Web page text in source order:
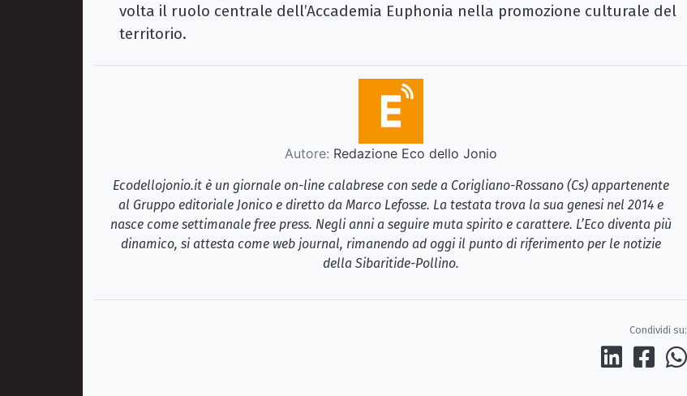
volta il ruolo centrale dell’Accademia Euphonia nella promozione culturale del
territorio.
Autore: Redazione Eco dello Jonio
Ecodellojonio.it è un giornale on-line calabrese con sede a Corigliano-Rossano (Cs) appartenente
al Gruppo editoriale Jonico e diretto da Marco Lefosse. La testata trova la sua genesi nel 2014 e
nasce come settimanale free press. Negli anni a seguire muta spirito e carattere. L’Eco diventa più
dinamico, si attesta come web journal, rimanendo ad oggi il punto di riferimento per le notizie
della Sibaritide-Pollino.
Condividi su: